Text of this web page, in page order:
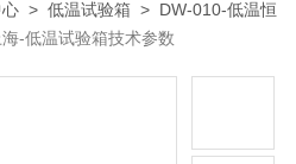
>低温试验箱 > DW-010-低温恒
-低温试验箱技术参数